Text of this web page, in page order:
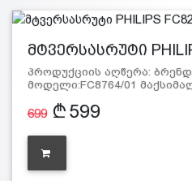
მტვერსასრუტი
პროდუქციის აღწერა:
მოდელი:FC8764/01
699 599